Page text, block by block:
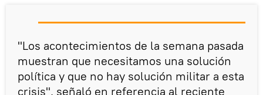
"Los acontecimientos de la semana pasada
muestran que necesitamos una solución
política y que no hay solución militar a esta
crisis", señaló en referencia al reciente